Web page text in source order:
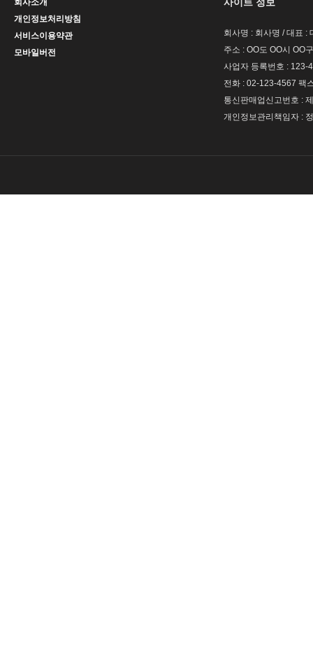
회사소개
개인정보처리방침
서비스이용약관
모바일버전
회사명 : 회사명 / 대표 :
주소 : OO도 OO시 OO
사업자 등록번호 : 123-
전화 : 02-123-4567 팩
통신판매업신고번호 :
개인정보관리책임자 :